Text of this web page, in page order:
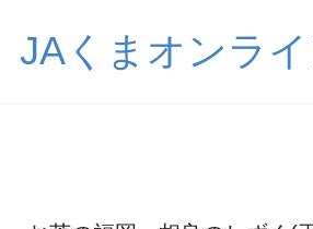
JAくまオンラ